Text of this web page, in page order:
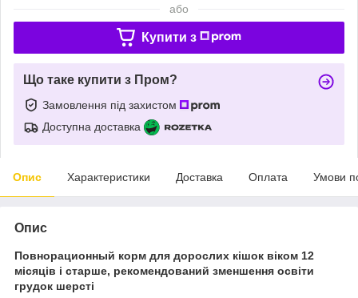
або
Купити з
Що таке купити з Пром?
Замовлення під захистом
Доступна доставка
Опис Характеристики Доставка Оплата Умови
Опис
Повнорационный корм для дорослих кішок віком 12
місяців і старше, рекомендований зменшення освіти
грудок шерсті